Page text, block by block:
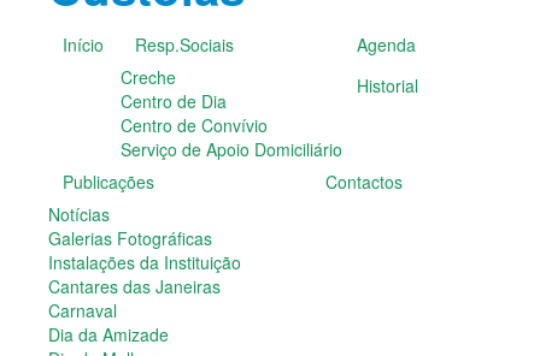
Galerias Fotográficas
Cantares das Janeiras
Carnaval
Dia da Amizade
Dia da Mulher
Dia do Pai
Dia da Primavera
Festejos da Páscoa
Dia da Mãe
Dia Mundial da Criança
Marchas Populares
Dia dos Avós
Início
Resp.Sociais
Creche
Centro de Dia
Centro de Convívio
Serviço de Apoio Domiciliário
Agenda
Historial
Publicações
Notícias
Galerias Fotográficas
Instalações da Instituição
Cantares das Janeiras
Carnaval
Dia da Amizade
Contactos